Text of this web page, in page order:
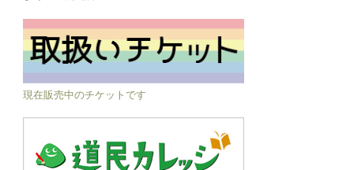
現在販売中のチケットです